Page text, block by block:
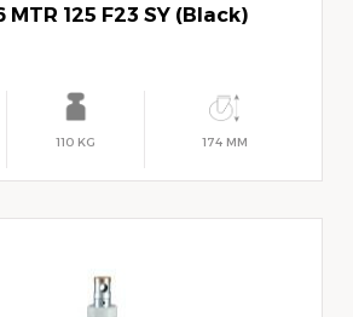
MTR 125 F23 SY (Black)
110 KG 174 MM